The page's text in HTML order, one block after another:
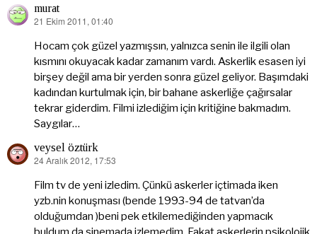
murat
dedi
21 Ekim 2011, 01:40
Hocam çok güzel yazmışsın, yalnızca senin ile ilgili olan
kısmını okuyacak kadar zamanım vardı. Askerlik esasen iyi
birşey değil ama bir yerden sonra güzel geliyor. Başımdaki
kadından kurtulmak için, bir bahane askerliğe çağırsalar
tekrar giderdim. Filmi izlediğim için kritiğine bakmadım.
Saygılar…
veysel öztürk
dedi
24 Aralık 2012, 17:53
Film tv de yeni izledim. Çünkü askerler içtimada iken
yzb.nin konuşması (bende 1993-94 de tatvan’da
olduğumdan )beni pek etkilemediğinden yapmacık